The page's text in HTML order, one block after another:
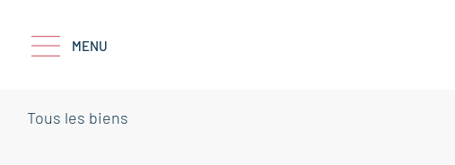
MENU
Tous les biens